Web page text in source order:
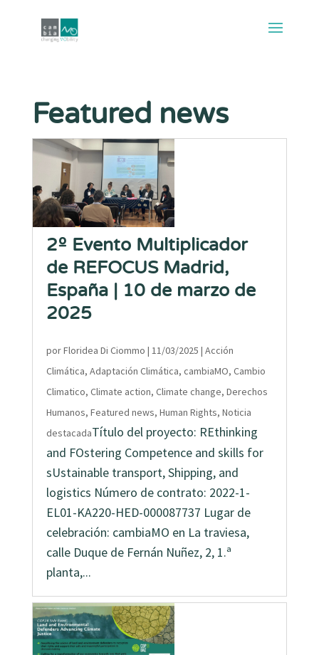
Featured news
2º Evento Multiplicador
de REFOCUS Madrid,
España | 10 de marzo de
2025
porFloridea Di Ciommo | 11/03/2025 | Acción
Climática, Adaptación Climática, cambiaMO, Cambio
Climatico, Climate action, Climate change, Derechos
Humanos, Featured news, Human Rights, Noticia
destacadaTítulo del proyecto: REthinking
and FOstering Competence and skills for
sUstainable transport, Shipping, and
logistics Número de contrato: 2022-1-
EL01-KA220-HED-000087737 Lugar de
celebración: cambiaMO en La traviesa,
calle Duque de Fernán Nuñez, 2, 1.ª
planta,...